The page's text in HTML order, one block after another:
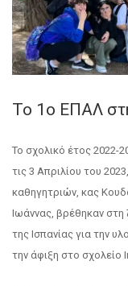
Το 1ο ΕΠΑΛ
Το σχολικό έτος 2022-
τις 3 Απριλίου του
καθηγητριών, κας
Ιωάννας, βρέθηκαν στη
της Ισπανίας για την
την άφιξη στο σχολείο